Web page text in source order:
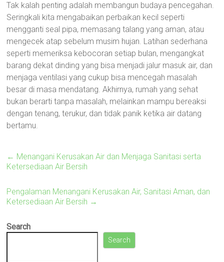
Tak kalah penting adalah membangun budaya pencegahan.
Seringkali kita mengabaikan perbaikan kecil seperti
mengganti seal pipa, memasang talang yang aman, atau
mengecek atap sebelum musim hujan. Latihan sederhana
seperti memeriksa kebocoran setiap bulan, mengangkat
barang dekat dinding yang bisa menjadi jalur masuk air, dan
menjaga ventilasi yang cukup bisa mencegah masalah
besar di masa mendatang. Akhirnya, rumah yang sehat
bukan berarti tanpa masalah, melainkan mampu bereaksi
dengan tenang, terukur, dan tidak panik ketika air datang
bertamu.
← Menangani Kerusakan Air dan Menjaga Sanitasi serta
Ketersediaan Air Bersih
Pengalaman Menangani Kerusakan Air, Sanitasi Aman, dan
Ketersediaan Air Bersih →
Search
Search